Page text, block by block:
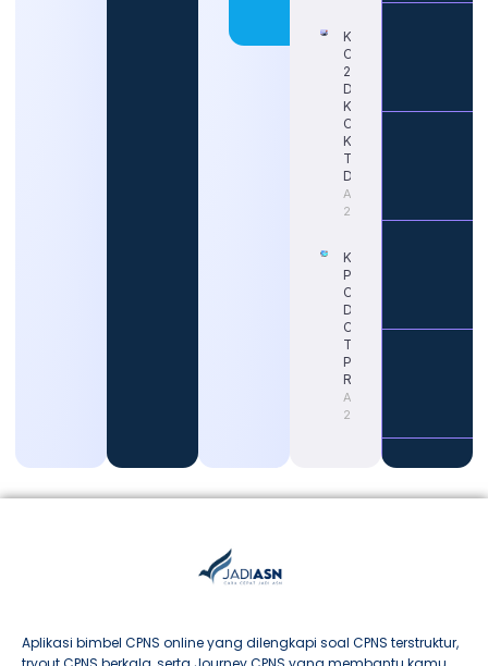
Kapan
CPNS
2026
Dibuka
Kembali?
Cek
Kabar
Terbaru
Dari BKN
August 6,
2026
Kapan
Pendaftaran
CPNS 2026
Dimulai?
Cek Jadwal
Terbaru dan
Portal
Resminya
August 5,
2026
Aplikasi bimbel CPNS online yang dilengkapi soal CPNS terstruktur,